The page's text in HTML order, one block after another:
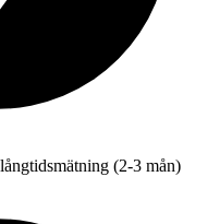
(2-3 mån)